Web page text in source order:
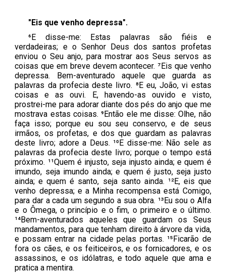
"Eis que venho depressa".
⁶E disse-me: Estas palavras são fiéis e
verdadeiras; e o Senhor Deus dos santos profetas
enviou o Seu anjo, para mostrar aos Seus servos as
coisas que em breve devem acontecer. ⁷Eis que venho
depressa. Bem-aventurado aquele que guarda as
palavras da profecia deste livro. ⁸E eu, João, vi estas
coisas e as ouvi. E, havendo-as ouvido e visto,
prostrei-me para adorar diante dos pés do anjo que me
mostrava estas coisas. ⁹Então ele me disse: Olhe, não
faça isso; porque eu sou seu conservo, e de seus
irmãos, os profetas, e dos que guardam as palavras
deste livro; adore a Deus. ¹⁰E disse-me: Não sele as
palavras da profecia deste livro; porque o tempo está
próximo. ¹¹Quem é injusto, seja injusto ainda; e quem é
imundo, seja imundo ainda; e quem é justo, seja justo
ainda; e quem é santo, seja santo ainda. ¹²E, eis que
venho depressa; e a Minha recompensa está Comigo,
para dar a cada um segundo a sua obra. ¹³Eu sou o Alfa
e o Ômega, o princípio e o fim, o primeiro e o último.
¹⁴Bem-aventurados aqueles que guardam os Seus
mandamentos, para que tenham direito à árvore da vida,
e possam entrar na cidade pelas portas. ¹⁵Ficarão de
fora os cães, e os feiticeiros, e os fornicadores, e os
assassinos, e os idólatras, e todo aquele que ama e
pratica a mentira.